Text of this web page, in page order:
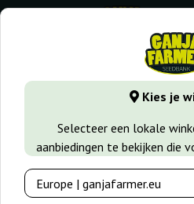
Kies je
Selecteer een lokale
aanbiedingen te bekijken die
GanjaFarmer.nl Zaadsoorten
Bank